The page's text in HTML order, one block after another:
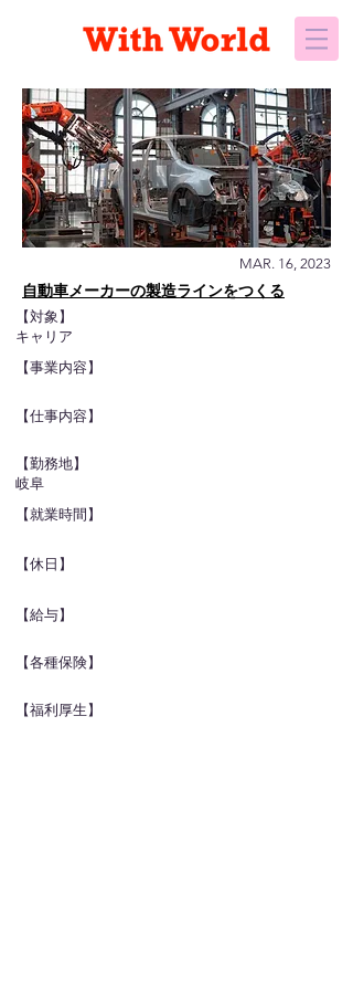
MAR. 16, 2023
自動車メーカーの製造ラインをつくる
【対象】
キャリア
【事業内容】
【仕事内容】
【勤務地】
岐阜
【就業時間】
【休日】
【給与】
【各種保険】
【福利厚生】